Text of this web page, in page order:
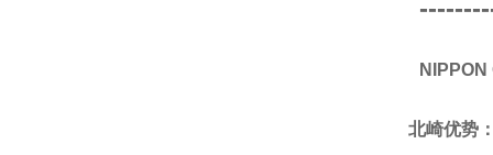
北崎优势